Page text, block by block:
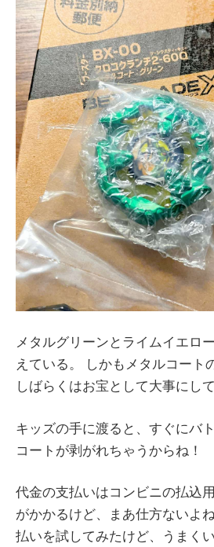
メタルグリーンとライムイエロ
えている。 しかもメタルコート
しばらくはお宝として大事にし
キッズの手に渡ると、すぐにバ
コートが剥がれちゃうからね！
代金の支払いはコンビニの払込
がかかるけど、まあ仕方ないよ
払いを試してみたけど、うまく